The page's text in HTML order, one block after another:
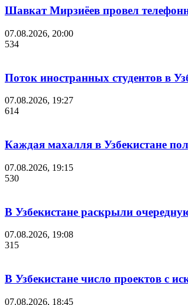
Шавкат Мирзиёев провел
07.08.2026, 20:00
534
Поток иностранных студентов в
07.08.2026, 19:27
614
Каждая махалля в Узбекистане
07.08.2026, 19:15
530
В Узбекистане раскрыли
07.08.2026, 19:08
315
В Узбекистане число проектов с
07.08.2026, 18:45